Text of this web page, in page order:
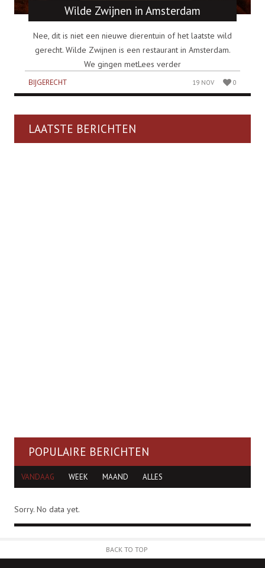
Wilde Zwijnen in Amsterdam
Nee, dit is niet een nieuwe dierentuin of het laatste wild
gerecht. Wilde Zwijnen is een restaurant in Amsterdam.
We gingen metLees verder
BIJGERECHT 19 NOV 0
LAATSTE BERICHTEN
POPULAIRE BERICHTEN
VANDAAG WEEK MAAND ALLES
Sorry. No data yet.
BACK TO TOP